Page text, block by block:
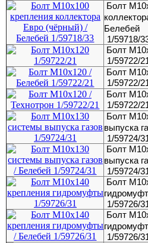
Болт
Белебей
1/59718/
Болт
1/59722/
Болт
1/59722/
Болт
1/59722/
Болт
выпуска
1/59724/
Болт
выпуска
1/59724/
Болт
1/59726/
Болт
1/59726/